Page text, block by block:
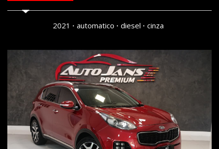
2021 automatico diesel cinza